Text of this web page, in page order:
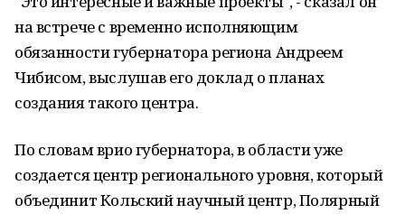
на встрече с временно исполняющим
обязанности губернатора региона Андреем
Чибисом, выслушав его доклад о планах
создания такого центра.
По словам врио губернатора, в области уже
создается центр регионального уровня, который
объединит Кольский научный центр, Полярный